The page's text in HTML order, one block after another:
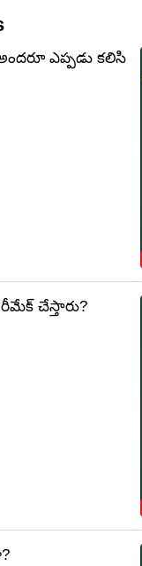
ఎప్పడు కలిసి
చేస్తారు?